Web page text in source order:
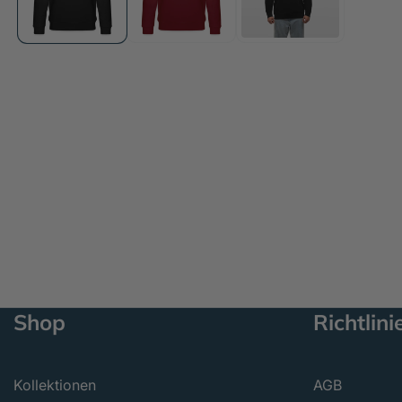
öffnen
Shop
Kollektionen AGB